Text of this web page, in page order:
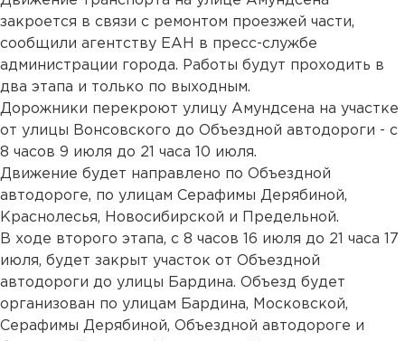
закроется в связи с ремонтом проезжей части,
сообщили агентству ЕАН в пресс-службе
администрации города. Работы будут проходить в
два этапа и только по выходным.
Дорожники перекроют улицу Амундсена на участке
от улицы Вонсовского до Объездной автодороги - с
8 часов 9 июля до 21 часа 10 июля.
Движение будет направлено по Объездной
автодороге, по улицам Серафимы Дерябиной,
Краснолесья, Новосибирской и Предельной.
В ходе второго этапа, с 8 часов 16 июля до 21 часа 17
июля, будет закрыт участок от Объездной
автодороги до улицы Бардина. Объезд будет
организован по улицам Бардина, Московской,
Серафимы Дерябиной, Объездной автодороге и